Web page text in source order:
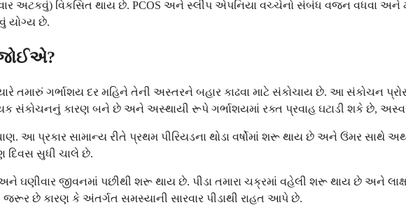
અટકવું) વિકસિત થાય છે. PCOS અને સ્લીપ એપનિયા વચ્ચેનો સંબંધ વજન વધવા અને
યોગ્ય છે.
જોઈએ?
ગર્ભાશય દર મહિને તેની અસ્તરને બહાર કાઢવા માટે સંકોચાય છે. આ સંકોચન
સંકોચનનું કારણ બને છે અને અસ્થાયી રૂપે ગર્ભાશયમાં રક્ત પ્રવાહ ઘટાડી શકે છે,
આ પ્રકાર સામાન્ય રીતે પ્રથમ પીરિયડના થોડા વર્ષોમાં શરૂ થાય છે અને ઉંમર સાથે
સુધી ચાલે છે.
ઘણીવાર જીવનમાં પછીથી શરૂ થાય છે. પીડા તમારા ચક્રમાં વહેલી શરૂ થાય છે અને
છે કારણ કે અંતર્ગત સમસ્યાની સારવાર પીડાથી રાહત આપે છે.